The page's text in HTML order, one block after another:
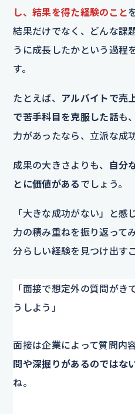
し、結果を得た経験のこと
結果だけでなく、どんな課
うに成長したかという過程
す。
たとえば、
アルバイトで売
で苦手科目を克服した話も
力があったなら、立派な成
成果の大きさよりも、
自分
とに価値がある でしょう。
「大きな成功がない」と
力の積み重ねを振り返って
分らしい経験を見つけ出す
「面接で想定外の質問がき
うしよう」
面接は企業によって質問内
問や深掘りがあるのではな
ね。